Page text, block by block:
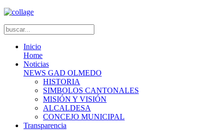
Inicio
Home
Noticias
NEWS GAD OLMEDO
HISTORIA
SIMBOLOS CANTONALES
MISIÓN Y VISIÓN
ALCALDESA
CONCEJO MUNICIPAL
Transparencia